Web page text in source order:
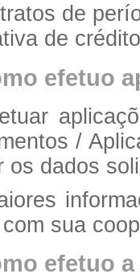
de
de
efetuo
/
os dados
sua
efetuo